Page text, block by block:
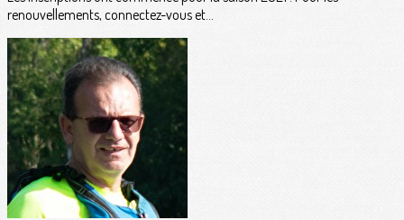
renouvellements, connectez-vous et...